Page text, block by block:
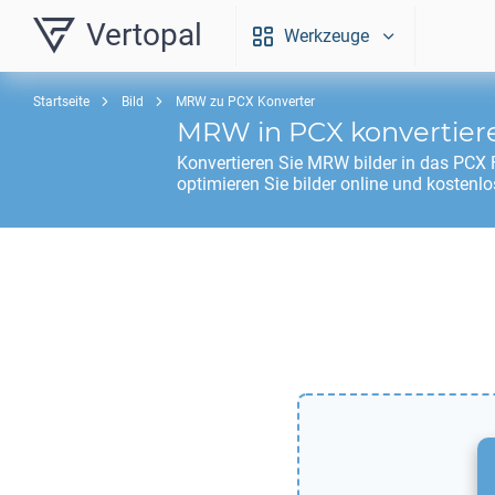
Vertopal Werkzeuge
Startseite Bild MRW zu PCX Konverter
MRW in PCX
Konvertieren Sie MRW bilder in das PCX
optimieren Sie bilder online und